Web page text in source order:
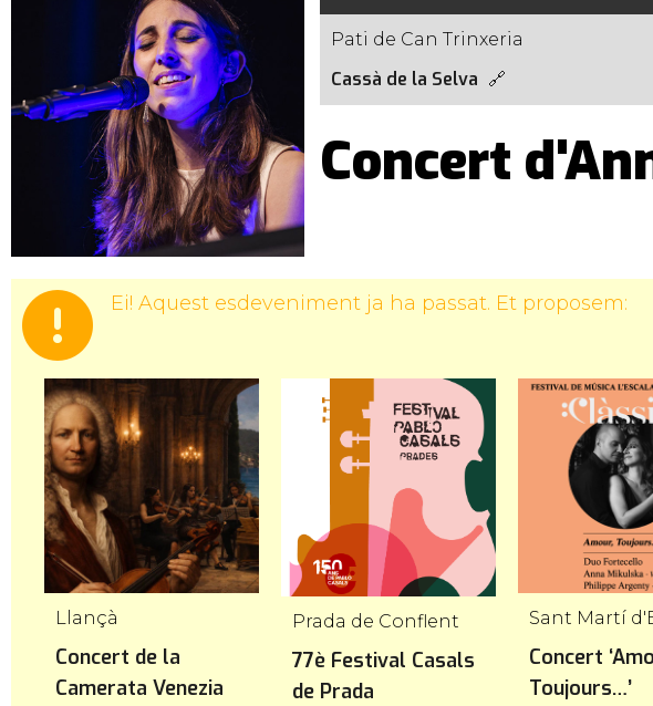
Pati de Can Trinxeria
Cassà de la Selva
Concert
Ei! Aquest esdeveniment ja ha passat. Et proposem:
Llançà
Concert de la
Camerata Venezia
Prada de Conflent
77è Festival Casals
de Prada
Concert
Toujours…’